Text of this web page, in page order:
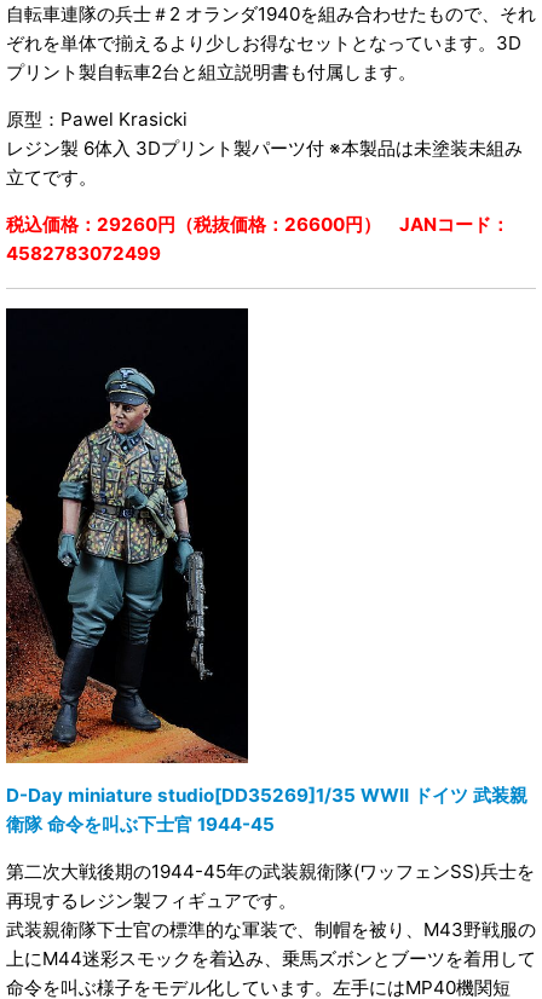
自転車連隊の兵士＃2 オランダ1940を組み合わせたもので、それ
ぞれを単体で揃えるより少しお得なセットとなっています。3D
プリント製自転車2台と組立説明書も付属します。
原型：Pawel Krasicki
レジン製 6体入 3Dプリント製パーツ付 ※本製品は未塗装未組み
立てです。
税込価格：29260円（税抜価格：26600円） JANコード：
4582783072499
D-Day miniature studio[DD35269]1/35 WWII ドイツ 武装親
衛隊 命令を叫ぶ下士官 1944-45
第二次大戦後期の1944-45年の武装親衛隊(ワッフェンSS)兵士を
再現するレジン製フィギュアです。
武装親衛隊下士官の標準的な軍装で、制帽を被り、M43野戦服の
上にM44迷彩スモックを着込み、乗馬ズボンとブーツを着用して
命令を叫ぶ様子をモデル化しています。左手にはMP40機関短